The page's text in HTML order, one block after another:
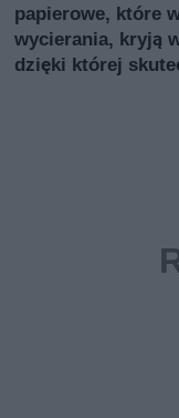
papierowe, które
wycierania, kryją
dzięki której